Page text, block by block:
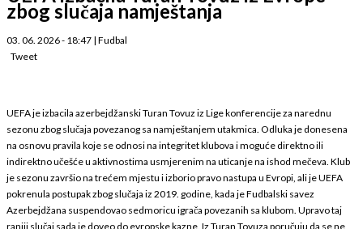
zbog slučaja namještanja
03. 06. 2026 - 18:47 | Fudbal
Tweet
UEFA je izbacila azerbejdžanski Turan Tovuz iz Lige konferencije za narednu
sezonu zbog slučaja povezanog sa namještanjem utakmica. Odluka je donesena
na osnovu pravila koje se odnosi na integritet klubova i moguće direktno ili
indirektno učešće u aktivnostima usmjerenim na uticanje na ishod mečeva. Klub
je sezonu završio na trećem mjestu i izborio pravo nastupa u Evropi, ali je UEFA
pokrenula postupak zbog slučaja iz 2019. godine, kada je Fudbalski savez
Azerbejdžana suspendovao sedmoricu igrača povezanih sa klubom. Upravo taj
raniji slučaj sada je doveo do evropske kazne. Iz Turan Tovuza poručuju da se ne